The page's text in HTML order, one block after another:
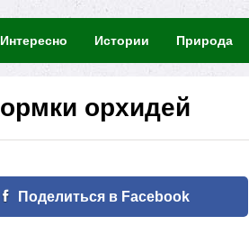
Интересно Истории Природа
орхидей
Поделиться в Facebook